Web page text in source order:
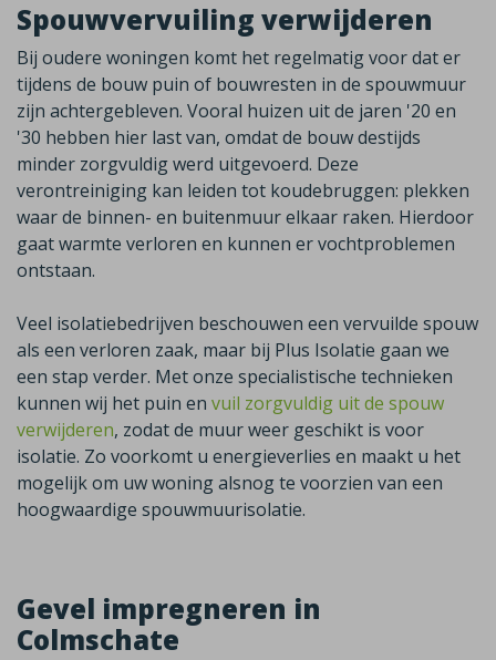
Spouwvervuiling verwijderen
Bij oudere woningen komt het regelmatig voor dat er
tijdens de bouw puin of bouwresten in de spouwmuur
zijn achtergebleven. Vooral huizen uit de jaren '20 en
'30 hebben hier last van, omdat de bouw destijds
minder zorgvuldig werd uitgevoerd. Deze
verontreiniging kan leiden tot koudebruggen: plekken
waar de binnen- en buitenmuur elkaar raken. Hierdoor
gaat warmte verloren en kunnen er vochtproblemen
ontstaan.
Veel isolatiebedrijven beschouwen een vervuilde spouw
als een verloren zaak, maar bij Plus Isolatie gaan we
een stap verder. Met onze specialistische technieken
kunnen wij het puin en vuil zorgvuldig uit de spouw
verwijderen, zodat de muur weer geschikt is voor
isolatie. Zo voorkomt u energieverlies en maakt u het
mogelijk om uw woning alsnog te voorzien van een
hoogwaardige spouwmuurisolatie.
Gevel impregneren in
Colmschate